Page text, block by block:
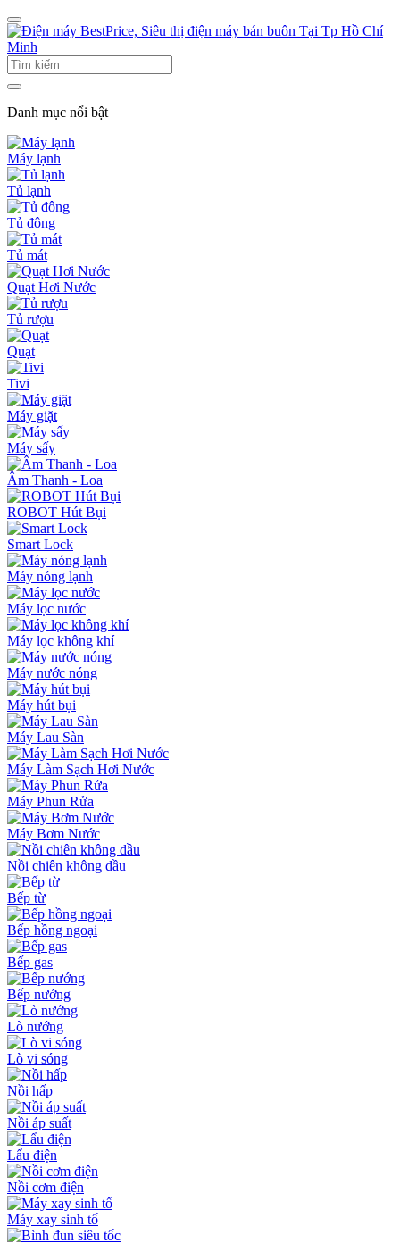
Danh mục nổi bật
Máy lạnh
Tủ lạnh
Tủ đông
Tủ mát
Quạt Hơi Nước
Tủ rượu
Quạt
Tivi
Máy giặt
Máy sấy
Âm Thanh - Loa
ROBOT Hút Bụi
Smart Lock
Máy nóng lạnh
Máy lọc nước
Máy lọc không khí
Máy nước nóng
Máy hút bụi
Máy Lau Sàn
Máy Làm Sạch Hơi Nước
Máy Phun Rửa
Máy Bơm Nước
Nồi chiên không dầu
Bếp từ
Bếp hồng ngoại
Bếp gas
Bếp nướng
Lò nướng
Lò vi sóng
Nồi hấp
Nồi áp suất
Lẩu điện
Nồi cơm điện
Máy xay sinh tố